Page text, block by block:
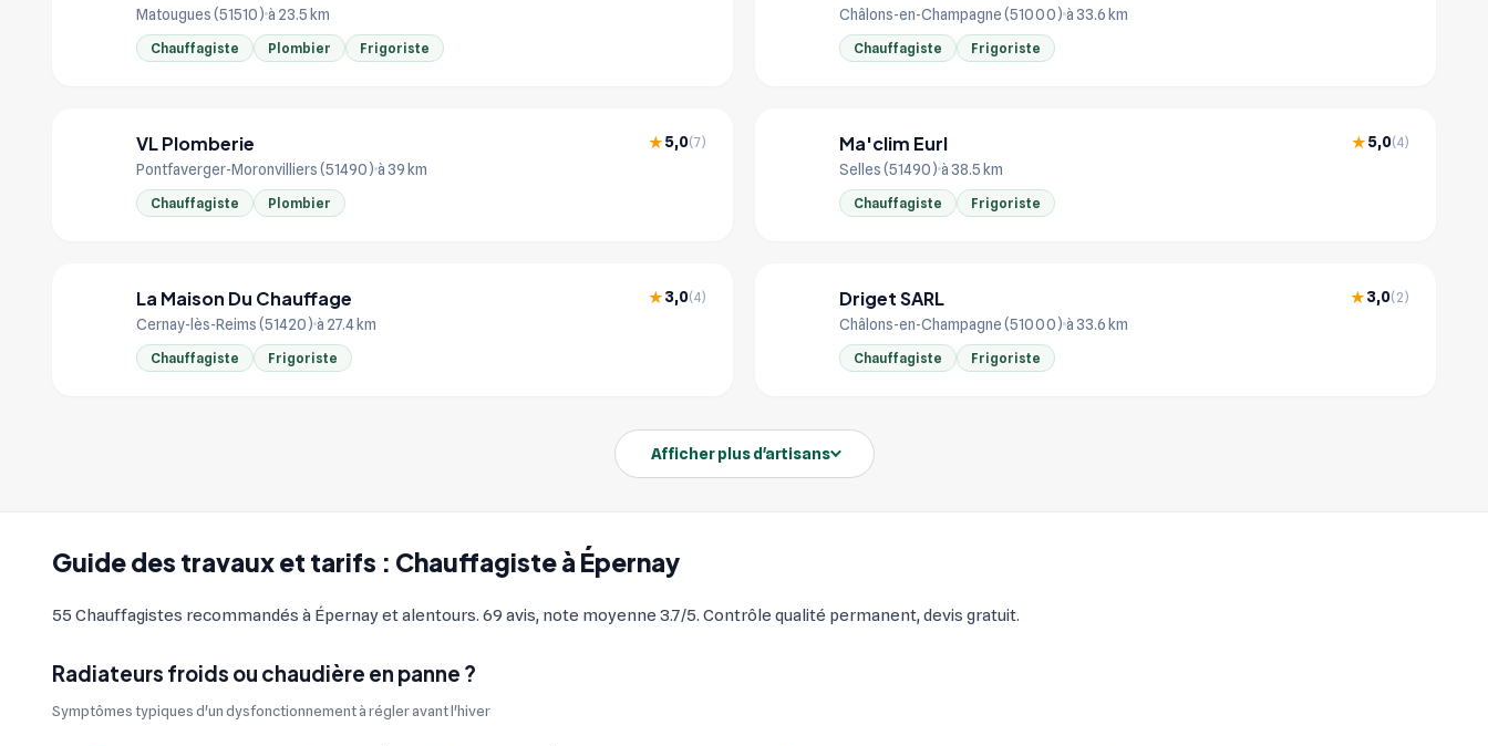
Guide des travaux et tarifs : Chauffagiste à Épernay
55 Chauffagistes recommandés à Épernay et alentours. 69 avis, note moyenne 3.7/5. Contrôle qualité permanent, devis gratuit.
Radiateurs froids ou chaudière en panne ?
Symptômes typiques d'un dysfonctionnement à régler avant l'hiver
Matougues (51510) à 23.5 km
Chauffagiste Plombier Frigoriste
Châlons-en-Champagne (51000) à 33.6 km
Chauffagiste Frigoriste
VL Plomberie ★5,0(7)
Pontfaverger-Moronvilliers (51490) à 39 km
Chauffagiste Plombier
Ma'clim Eurl ★5,0(4)
Selles (51490) à 38.5 km
Chauffagiste Frigoriste
La Maison Du Chauffage ★3,0(4)
Cernay-lès-Reims (51420) à 27.4 km
Chauffagiste Frigoriste
Driget SARL ★3,0(2)
Châlons-en-Champagne (51000) à 33.6 km
Chauffagiste Frigoriste
Afficher plus d'artisans